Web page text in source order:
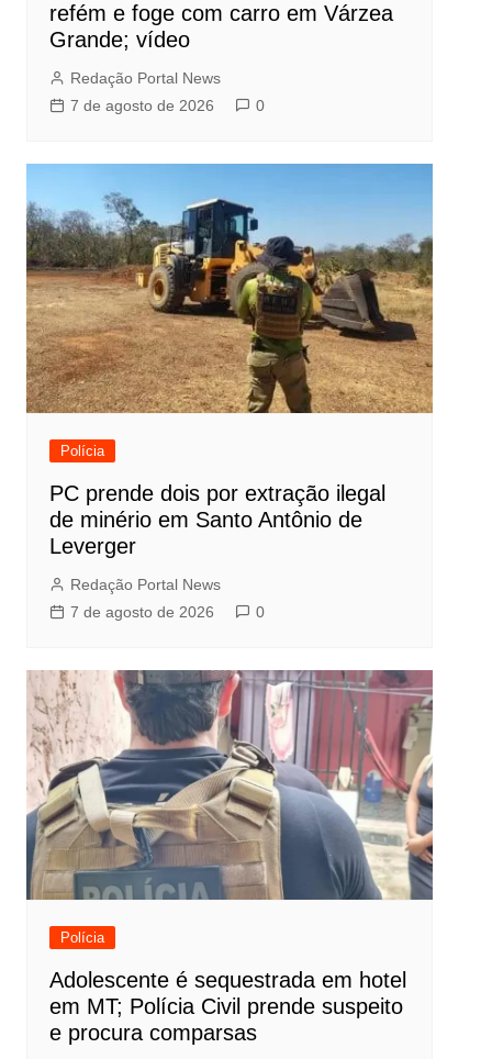
refém e foge com carro em Várzea
Grande; vídeo
Redação Portal News
7 de agosto de 2026
0
Polícia
PC prende dois por extração ilegal
de minério em Santo Antônio de
Leverger
Redação Portal News
7 de agosto de 2026
0
Polícia
Adolescente é sequestrada em hotel
em MT; Polícia Civil prende suspeito
e procura comparsas